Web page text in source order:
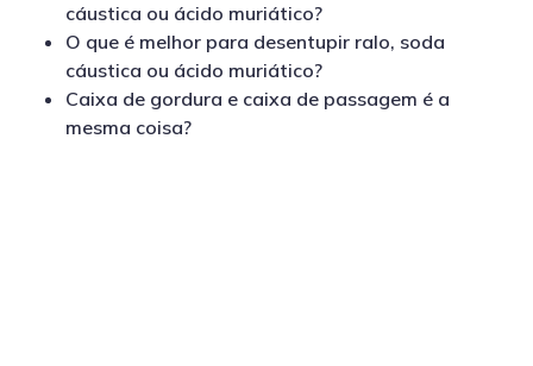
cáustica ou ácido muriático?
O que é melhor para desentupir ralo, soda
cáustica ou ácido muriático?
Caixa de gordura e caixa de passagem é a
mesma coisa?